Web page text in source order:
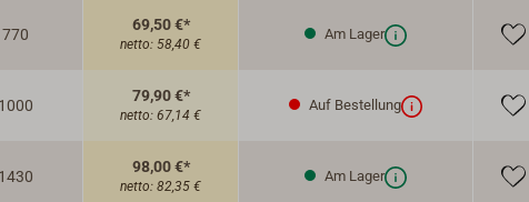
770
69,50 €*
netto: 58,40 €
Am Lager
1000
79,90 €*
netto: 67,14 €
Auf Bestellung
1430
98,00 €*
netto: 82,35 €
Am Lager